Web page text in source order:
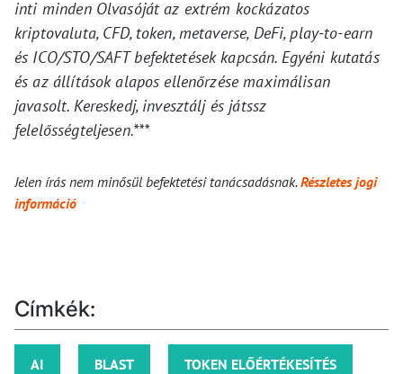
inti minden Olvasóját az extrém kockázatos
kriptovaluta, CFD, token, metaverse, DeFi, play-to-earn
és ICO/STO/SAFT befektetések kapcsán. Egyéni kutatás
és az állítások alapos ellenőrzése maximálisan
javasolt. Kereskedj, invesztálj és játssz
felelősségteljesen.***
Jelen írás nem minősül befektetési tanácsadásnak.Részletes jogi
információ
Címkék:
AI BLAST TOKEN ELŐÉRTÉKESÍTÉS